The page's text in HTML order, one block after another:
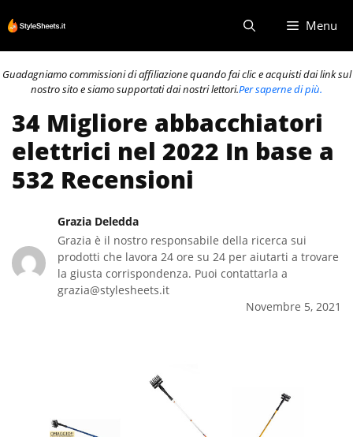
al
contenuto
Menu
Guadagniamo commissioni di affiliazione quando fai clic e acquisti dai link sul
nostro sito e siamo supportati dai nostri lettori.Per saperne di più.
34 Migliore abbacchiatori
elettrici nel 2022 In base a
532 Recensioni
Grazia Deledda
Grazia è il nostro responsabile della ricerca sui
prodotti che lavora 24 ore su 24 per aiutarti a trovare
la giusta corrispondenza. Puoi contattarla a
grazia@stylesheets.it
Novembre 5, 2021